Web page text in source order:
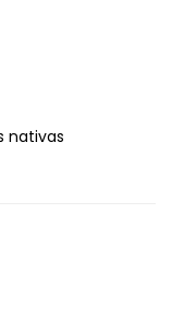
nativas